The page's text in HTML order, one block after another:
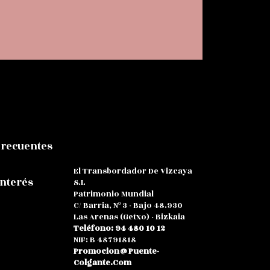
El Transbordador De Vizcaya
S.L
Patrimonio Mundial
C/ Barria, Nº 3 - Bajo 48.930
Las Arenas (Getxo) - Bizkaia
Teléfono: 94 480 10 12
NIF: B 48791818
Promocion@puente-
Colgante.com